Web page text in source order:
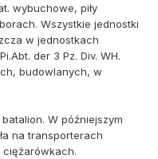
wybuchowe, piły
Wszystkie jednostki
w jednostkach
der 3 Pz. Div. WH.
budowlanych, w
W późniejszym
na transporterach
ciężarówkach.